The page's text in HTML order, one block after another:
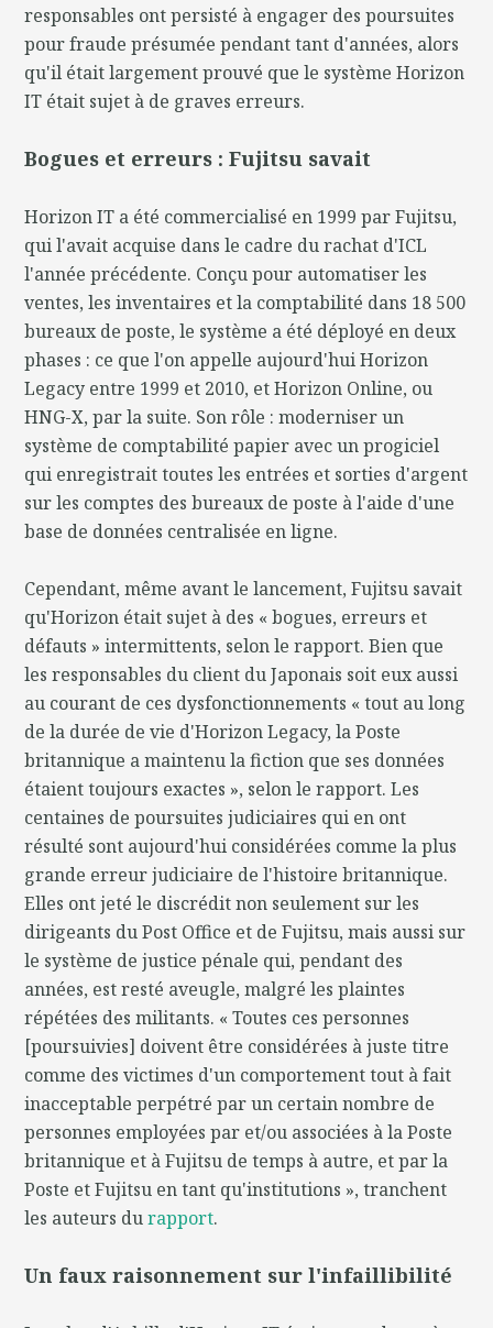
responsables ont persisté à engager des poursuites
pour fraude présumée pendant tant d'années, alors
qu'il était largement prouvé que le système Horizon
IT était sujet à de graves erreurs.
Bogues et erreurs : Fujitsu savait
Horizon IT a été commercialisé en 1999 par Fujitsu,
qui l'avait acquise dans le cadre du rachat d'ICL
l'année précédente. Conçu pour automatiser les
ventes, les inventaires et la comptabilité dans 18 500
bureaux de poste, le système a été déployé en deux
phases : ce que l'on appelle aujourd'hui Horizon
Legacy entre 1999 et 2010, et Horizon Online, ou
HNG-X, par la suite. Son rôle : moderniser un
système de comptabilité papier avec un progiciel
qui enregistrait toutes les entrées et sorties d'argent
sur les comptes des bureaux de poste à l'aide d'une
base de données centralisée en ligne.
Cependant, même avant le lancement, Fujitsu savait
qu'Horizon était sujet à des « bogues, erreurs et
défauts » intermittents, selon le rapport. Bien que
les responsables du client du Japonais soit eux aussi
au courant de ces dysfonctionnements « tout au long
de la durée de vie d'Horizon Legacy, la Poste
britannique a maintenu la fiction que ses données
étaient toujours exactes », selon le rapport. Les
centaines de poursuites judiciaires qui en ont
résulté sont aujourd'hui considérées comme la plus
grande erreur judiciaire de l'histoire britannique.
Elles ont jeté le discrédit non seulement sur les
dirigeants du Post Office et de Fujitsu, mais aussi sur
le système de justice pénale qui, pendant des
années, est resté aveugle, malgré les plaintes
répétées des militants. « Toutes ces personnes
[poursuivies] doivent être considérées à juste titre
comme des victimes d'un comportement tout à fait
inacceptable perpétré par un certain nombre de
personnes employées par et/ou associées à la Poste
britannique et à Fujitsu de temps à autre, et par la
Poste et Fujitsu en tant qu'institutions », tranchent
les auteurs durapport.
Un faux raisonnement sur l'infaillibilité